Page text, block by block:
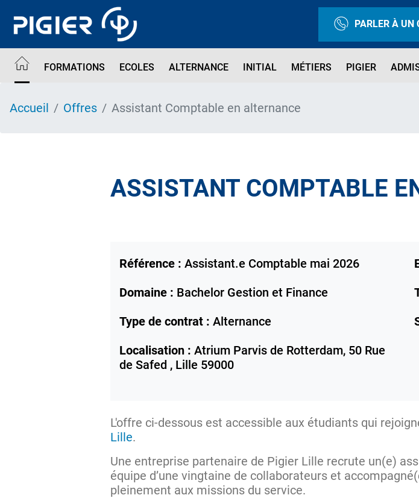
contenu
PARLER À UN
FORMATIONS ECOLES ALTERNANCE INITIAL MÉTIERS PIGIER
Accueil Offres Assistant Comptable en alternance
ASSISTANT COMPTABLE
Référence : Assistant.e Comptable mai 2026
Domaine : Bachelor Gestion et Finance
Type de contrat : Alternance
Localisation : Atrium Parvis de Rotterdam, 50 Rue
de Safed , Lille 59000
L'offre ci-dessous est accessible aux étudiants qui
Lille.
Une entreprise partenaire de Pigier Lille recrute un(e)
équipe d’une vingtaine de collaborateurs et
pleinement aux missions du service.